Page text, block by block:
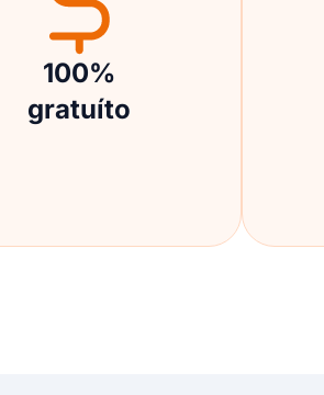
100%
gratuíto